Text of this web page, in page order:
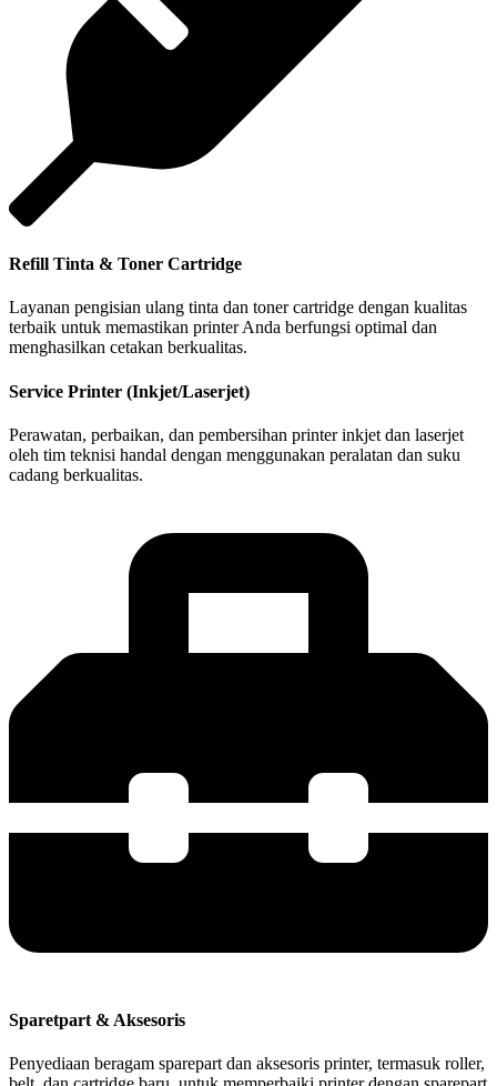
Refill Tinta & Toner Cartridge
Layanan pengisian ulang tinta dan toner cartridge dengan kualitas
terbaik untuk memastikan printer Anda berfungsi optimal dan
menghasilkan cetakan berkualitas.
Service Printer (Inkjet/Laserjet)
Perawatan, perbaikan, dan pembersihan printer inkjet dan laserjet
oleh tim teknisi handal dengan menggunakan peralatan dan suku
cadang berkualitas.
Sparetpart & Aksesoris
Penyediaan beragam sparepart dan aksesoris printer, termasuk roller,